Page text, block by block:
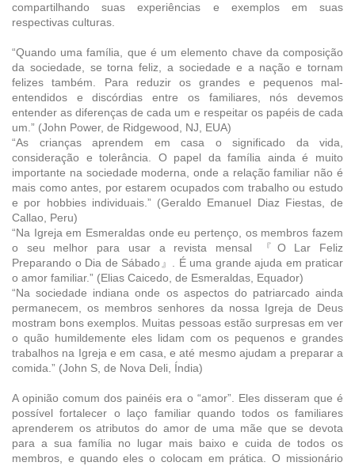
compartilhando suas experiências e exemplos em suas
respectivas culturas.
“Quando uma família, que é um elemento chave da composição
da sociedade, se torna feliz, a sociedade e a nação e tornam
felizes também. Para reduzir os grandes e pequenos mal-
entendidos e discórdias entre os familiares, nós devemos
entender as diferenças de cada um e respeitar os papéis de cada
um.” (John Power, de Ridgewood, NJ, EUA)
“As crianças aprendem em casa o significado da vida,
consideração e tolerância. O papel da família ainda é muito
importante na sociedade moderna, onde a relação familiar não é
mais como antes, por estarem ocupados com trabalho ou estudo
e por hobbies individuais.” (Geraldo Emanuel Diaz Fiestas, de
Callao, Peru)
“Na Igreja em Esmeraldas onde eu pertenço, os membros fazem
o seu melhor para usar a revista mensal 『O Lar Feliz
Preparando o Dia de Sábado』. É uma grande ajuda em praticar
o amor familiar.” (Elias Caicedo, de Esmeraldas, Equador)
“Na sociedade indiana onde os aspectos do patriarcado ainda
permanecem, os membros senhores da nossa Igreja de Deus
mostram bons exemplos. Muitas pessoas estão surpresas em ver
o quão humildemente eles lidam com os pequenos e grandes
trabalhos na Igreja e em casa, e até mesmo ajudam a preparar a
comida.” (John S, de Nova Deli, Índia)
A opinião comum dos painéis era o “amor”. Eles disseram que é
possível fortalecer o laço familiar quando todos os familiares
aprenderem os atributos do amor de uma mãe que se devota
para a sua família no lugar mais baixo e cuida de todos os
membros, e quando eles o colocam em prática. O missionário